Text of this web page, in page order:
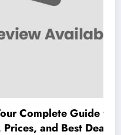
Guide to
Best Deals